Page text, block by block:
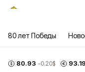
80 лет Победы
80.93 -0.20$ 93.19